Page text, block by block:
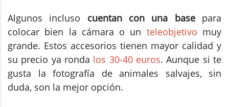
Algunos incluso cuentan con una basepara
colocar bien la cámara o un teleobjetivo muy
grande. Estos accesorios tienen mayor calidad y
su precio ya ronda los 30-40 euros. Aunque si te
gusta la fotografía de animales salvajes, sin
duda, son la mejor opción.